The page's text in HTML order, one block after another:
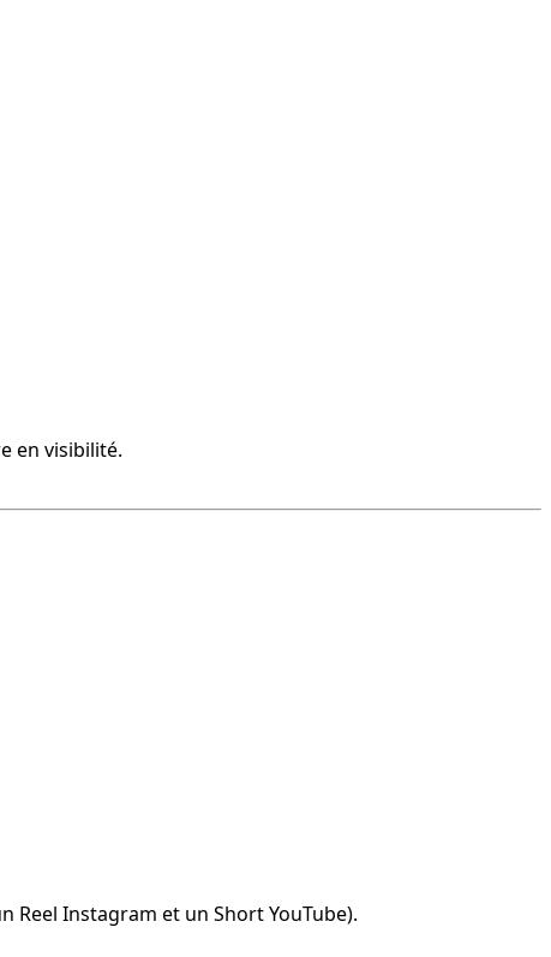
en visibilité.
Reel Instagram et un Short YouTube).